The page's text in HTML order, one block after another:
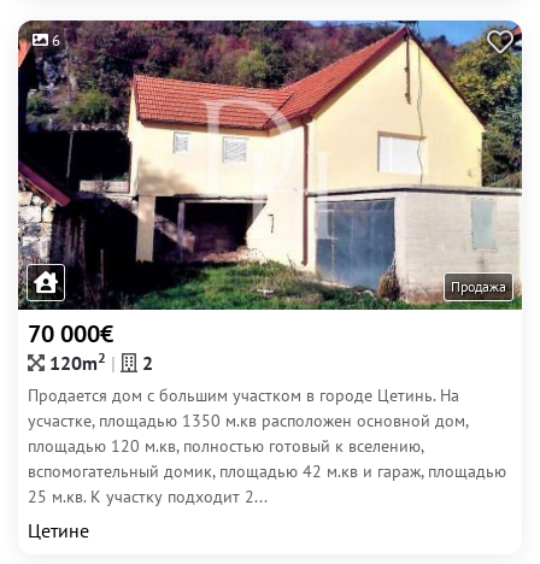
6
Продажа
70 000€
120m2 2
Продается дом с большим участком в городе Цетинь. На
усчастке, площадью 1350 м.кв расположен основной дом,
площадью 120 м.кв, полностью готовый к вселению,
вспомогательный домик, площадью 42 м.кв и гараж, площадью
25 м.кв. К участку подходит 2...
Цетине